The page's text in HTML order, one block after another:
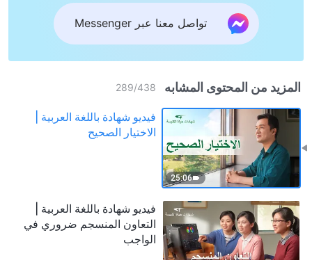
تواصل معنا عبر Messenger
المزيد من المحتوى المشابه 289/438
25:06
فيديو شهادة باللغة العربية |
الاختيار الصحيح
فيديو شهادة باللغة العربية |
التعاون المنسجم ضروري في
الواجب